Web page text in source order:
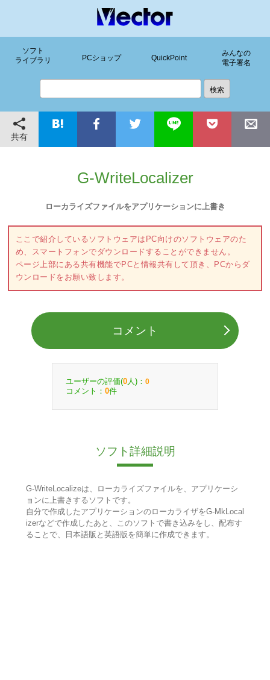
ソフト
ライブラリ
PCショップ QuickPoint
みんなの
電子署名
共有
G-WriteLocalizer
ローカライズファイルをアプリケーションに上書き
ここで紹介しているソフトウェアはPC向けのソフトウェアのた
め、スマートフォンでダウンロードすることができません。
ページ上部にある共有機能でPCと情報共有して頂き、PCからダ
ウンロードをお願い致します。
コメント
ユーザーの評価(0 人)： 0
コメント： 0件
ソフト詳細説明
G-WriteLocalizeは、ローカライズファイルを、アプリケーシ
ョンに上書きするソフトです。
自分で作成したアプリケーションのローカライザをG-MkLocal
izerなどで作成したあと、このソフトで書き込みをし、配布す
ることで、日本語版と英語版を簡単に作成できます。